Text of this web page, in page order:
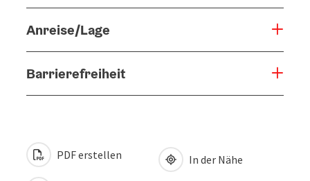
Anreise/Lage
Barrierefreiheit
PDF erstellen In der Nähe